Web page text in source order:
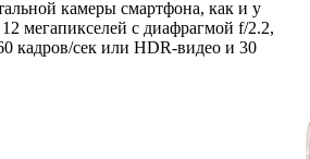
камеры смартфона, как и у
мегапикселей с диафрагмой f/2.2,
кадров/сек или HDR-видео и 30